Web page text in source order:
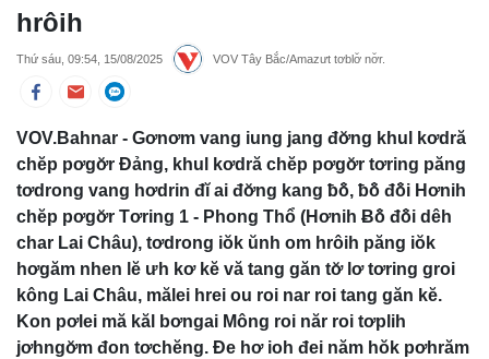
hrôih
Thứ sáu, 09:54, 15/08/2025 VOV Tây Bắc/Amazưt tơblơ̆ nơ̆r.
VOV.Bahnar - Gơnơm vang iung jang đơ̆ng khul kơdră
chĕp pơgơ̆r Đảng, khul kơdră chĕp pơgơ̆r tơring păng
tơdrong vang hơdrin đĭ ai đơ̆ng kang ƀô̆, ƀô̆ đô̆i Hơnih
chĕp pơgơ̆r Tơring 1 - Phong Thổ (Hơnih Ƀô̆ đô̆i dêh
char Lai Châu), tơdrong iŏk ŭnh om hrôih păng iŏk
hơgăm nhen lĕ ưh kơ kĕ vă tang găn tơ̆ lơ tơring groi
kông Lai Châu, mălei hrei ou roi nar roi tang găn kĕ.
Kon pơlei mă kăl bơngai Mông roi năr roi tơplih
jơhngơ̆m đon tơchĕng. Đe hơ ioh đei năm hŏk pơhrăm